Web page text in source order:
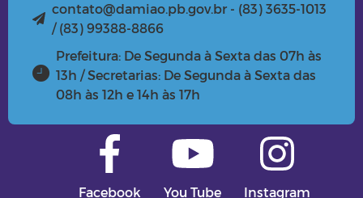
contato@damiao.pb.gov.br - (83) 3635-1013
/ (83) 99388-8866
Prefeitura: De Segunda à Sexta das 07h às
13h / Secretarias: De Segunda à Sexta das
08h às 12h e 14h às 17h
Facebook You Tube Instagram